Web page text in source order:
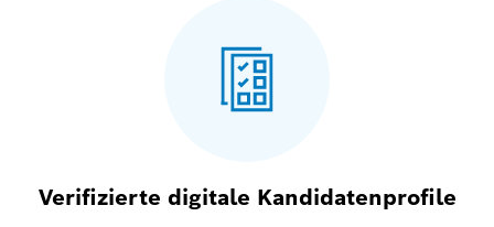
Verifizierte digitale Kandidatenprofile